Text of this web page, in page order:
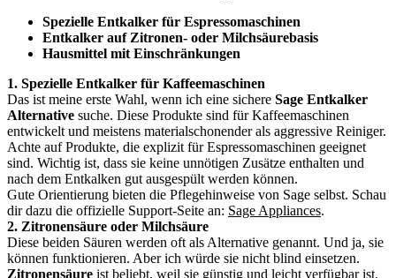
Spezielle Entkalker für Espressomaschinen
Entkalker auf Zitronen- oder Milchsäurebasis
Hausmittel mit Einschränkungen
1. Spezielle Entkalker für Kaffeemaschinen
Das ist meine erste Wahl, wenn ich eine sichere Sage Entkalker
Alternative suche. Diese Produkte sind für Kaffeemaschinen
entwickelt und meistens materialschonender als aggressive Reiniger.
Achte auf Produkte, die explizit für Espressomaschinen geeignet
sind. Wichtig ist, dass sie keine unnötigen Zusätze enthalten und
nach dem Entkalken gut ausgespült werden können.
Gute Orientierung bieten die Pflegehinweise von Sage selbst. Schau
dir dazu die offizielle Support-Seite an: Sage Appliances.
2. Zitronensäure oder Milchsäure
Diese beiden Säuren werden oft als Alternative genannt. Und ja, sie
können funktionieren. Aber ich würde sie nicht blind einsetzen.
Zitronensäure ist beliebt, weil sie günstig und leicht verfügbar ist.